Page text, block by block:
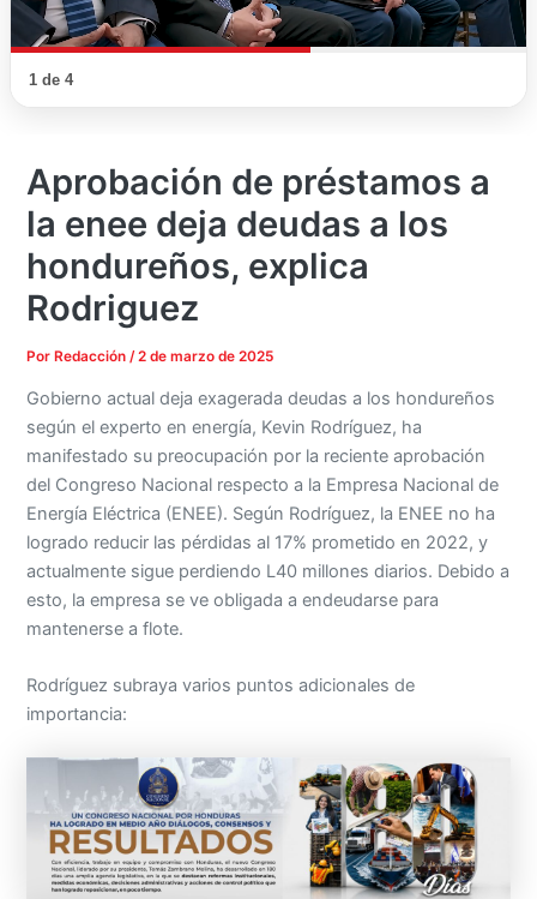
1 de 4
Aprobación de préstamos a
la enee deja deudas a los
hondureños, explica
Rodriguez
PorRedacción /2 de marzo de 2025
Gobierno actual deja exagerada deudas a los hondureños
según el experto en energía, Kevin Rodríguez, ha
manifestado su preocupación por la reciente aprobación
del Congreso Nacional respecto a la Empresa Nacional de
Energía Eléctrica (ENEE). Según Rodríguez, la ENEE no ha
logrado reducir las pérdidas al 17% prometido en 2022, y
actualmente sigue perdiendo L40 millones diarios. Debido a
esto, la empresa se ve obligada a endeudarse para
mantenerse a flote.
Rodríguez subraya varios puntos adicionales de
importancia: